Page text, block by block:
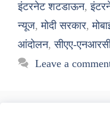
इंटरनेट शटडाऊन,
न्यूज,मोदी सरकार,
आंदोलन,सीएए-
Leave a